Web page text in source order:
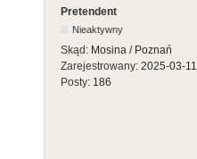
Pretendent
Nieaktywny
Skąd: Mosina / Poznań
Zarejestrowany: 2025-03-11
Posty: 186